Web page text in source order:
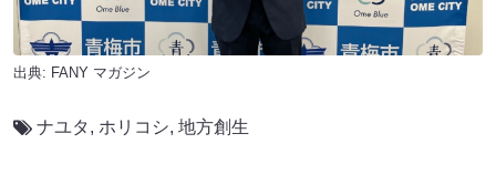
出典: FANY マガジン
ナユタ , ホリコシ, 地方創生